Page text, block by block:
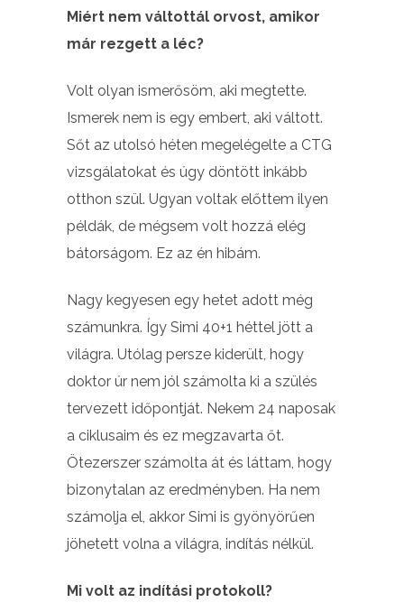
Miért nem váltottál orvost, amikor
már rezgett a léc?
Volt olyan ismerősöm, aki megtette.
Ismerek nem is egy embert, aki váltott.
Sőt az utolsó héten megelégelte a CTG
vizsgálatokat és úgy döntött inkább
otthon szül. Ugyan voltak előttem ilyen
példák, de mégsem volt hozzá elég
bátorságom. Ez az én hibám.
Nagy kegyesen egy hetet adott még
számunkra. Így Simi 40+1 héttel jött a
világra. Utólag persze kiderült, hogy
doktor úr nem jól számolta ki a szülés
tervezett időpontját. Nekem 24 naposak
a ciklusaim és ez megzavarta őt.
Ötezerszer számolta át és láttam, hogy
bizonytalan az eredményben. Ha nem
számolja el, akkor Simi is gyönyörűen
jöhetett volna a világra, indítás nélkül.
Mi volt az indítási protokoll?